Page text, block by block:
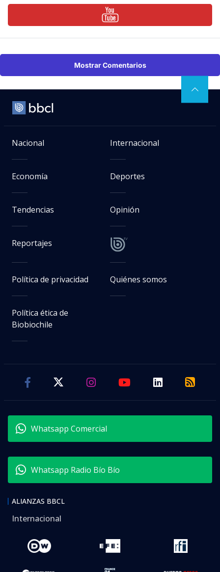
Mostrar Comentarios
Nacional Internacional
Economía Deportes
Tendencias Opinión
Reportajes
Política de privacidad Quiénes somos
Política ética de
Biobiochile
Whatsapp Comercial
Whatsapp Radio Bío Bío
ALIANZAS BBCL
Internacional